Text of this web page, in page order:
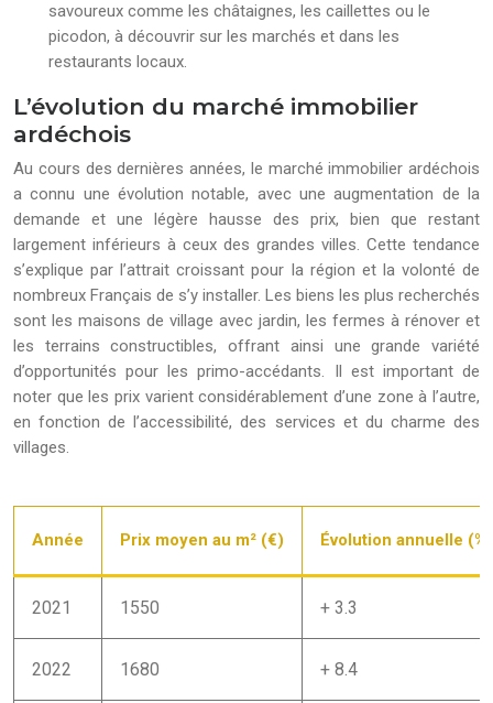
savoureux comme les châtaignes, les caillettes ou le
picodon, à découvrir sur les marchés et dans les
restaurants locaux.
L’évolution du marché immobilier
ardéchois
Au cours des dernières années, le marché immobilier ardéchois
a connu une évolution notable, avec une augmentation de la
demande et une légère hausse des prix, bien que restant
largement inférieurs à ceux des grandes villes. Cette tendance
s’explique par l’attrait croissant pour la région et la volonté de
nombreux Français de s’y installer. Les biens les plus recherchés
sont les maisons de village avec jardin, les fermes à rénover et
les terrains constructibles, offrant ainsi une grande variété
d’opportunités pour les primo-accédants. Il est important de
noter que les prix varient considérablement d’une zone à l’autre,
en fonction de l’accessibilité, des services et du charme des
villages.
Année Prix moyen au m² (€) Évolution annuelle (%)
2021 1550 + 3.3
2022 1680 + 8.4